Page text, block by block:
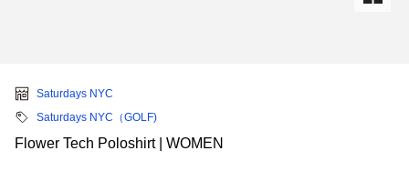
Saturdays NYC
Saturdays NYC（GOLF)
Flower Tech Poloshirt | WOMEN